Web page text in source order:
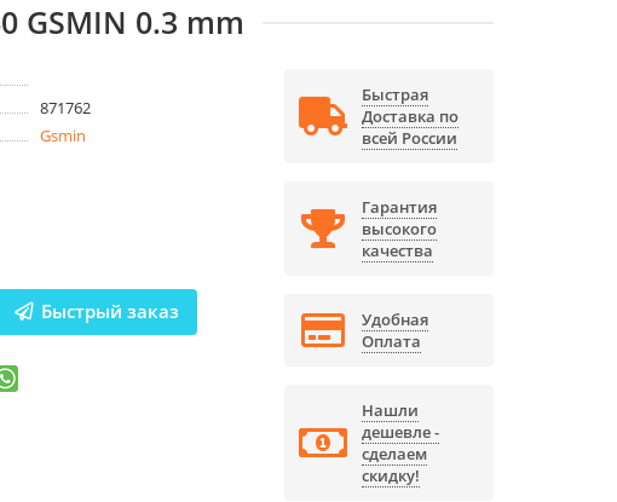
GSMIN 0.3 mm
871762
Gsmin
Быстрый заказ
Быстрая
Доставка по
всей России
Гарантия
высокого
качества
Удобная
Оплата
Нашли
дешевле -
сделаем
скидку!